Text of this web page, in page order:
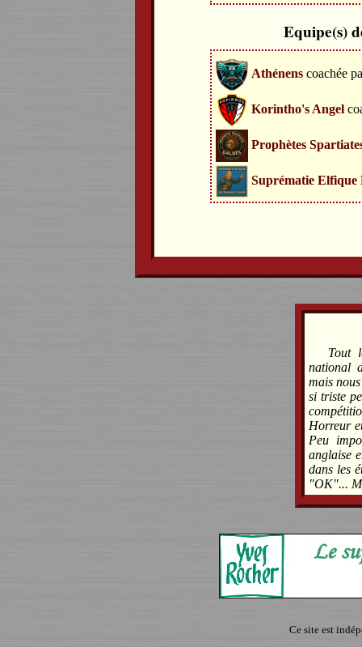
Equipe(s)
Athénenscoachée
Korintho's Angel
Prophètes
Suprématie Elfique
Tout
national
mais
si triste
Horreur
Peu
anglaise
dans les
"OK"...
Ce site est